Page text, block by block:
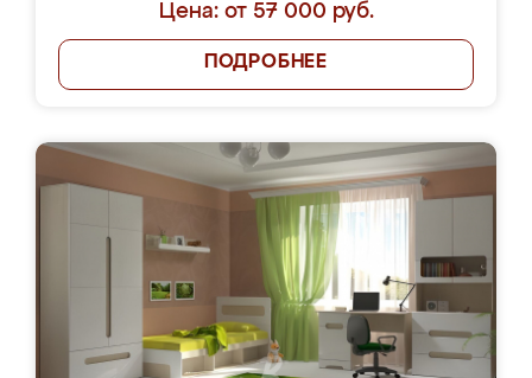
Цена: от 57 000 руб.
ПОДРОБНЕЕ